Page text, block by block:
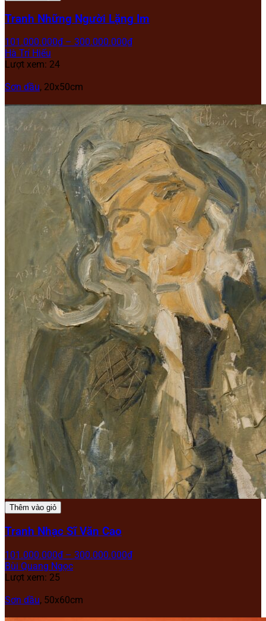
Tranh Những Người Lặng Im
101.000.000₫ – 300.000.000₫
Hà Trí Hiếu
Lượt xem: 24
Sơn dầu, 20x50cm
Thêm vào giỏ
Tranh Nhạc Sĩ Văn Cao
101.000.000₫ – 300.000.000₫
Bùi Quang Ngọc
Lượt xem: 25
Sơn dầu, 50x60cm